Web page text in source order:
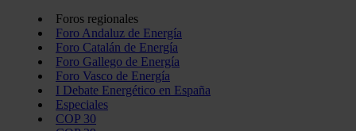
Foros regionales
Foro Andaluz de Energía
Foro Catalán de Energía
Foro Gallego de Energía
Foro Vasco de Energía
I Debate Energético en España
Especiales
COP 30